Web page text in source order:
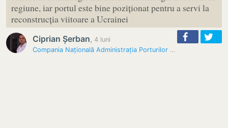
regiune, iar portul este bine poziționat pentru a servi la
reconstrucția viitoare a Ucrainei
Ciprian Șerban, 4 luni
Compania Națională Administrația Porturilor Maritime SA Constanța a…